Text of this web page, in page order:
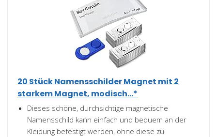
20 Stück Namensschilder Magnet mit 2
starkem Magnet, modisch...*
Dieses schöne, durchsichtige magnetische
Namensschild kann einfach und bequem an der
Kleidung befestigt werden, ohne diese zu